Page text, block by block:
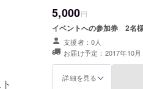
5,000円
イベントへの参加券 2名
支援者：0人
お届け予定：2017年10月
詳細を見る